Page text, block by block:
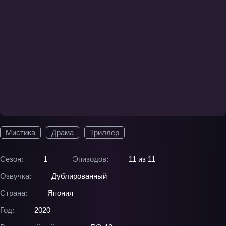
Мистика Драма Триллер
Сезон: 1 Эпизодов:
11 из 11
Озвучка:
Дублированный
Страна:
Япония
Год:
2020